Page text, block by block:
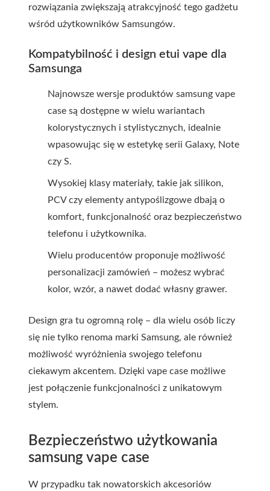
rozwiązania zwiększają atrakcyjność tego gadżetu
wśród użytkowników Samsungów.
Kompatybilność i design etui vape dla
Samsunga
Najnowsze wersje produktów samsung vape
case są dostępne w wielu wariantach
kolorystycznych i stylistycznych, idealnie
wpasowując się w estetykę serii Galaxy, Note
czy S.
Wysokiej klasy materiały, takie jak silikon,
PCV czy elementy antypoślizgowe dbają o
komfort, funkcjonalność oraz bezpieczeństwo
telefonu i użytkownika.
Wielu producentów proponuje możliwość
personalizacji zamówień – możesz wybrać
kolor, wzór, a nawet dodać własny grawer.
Design gra tu ogromną rolę – dla wielu osób liczy
się nie tylko renoma marki Samsung, ale również
możliwość wyróżnienia swojego telefonu
ciekawym akcentem. Dzięki vape case możliwe
jest połączenie funkcjonalności z unikatowym
stylem.
Bezpieczeństwo użytkowania
samsung vape case
W przypadku tak nowatorskich akcesoriów